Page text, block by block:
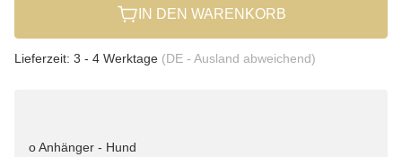
IN DEN WARENKORB
Lieferzeit: 3 - 4 Werktage (DE - Ausland abweichend)
o Anhänger - Hund